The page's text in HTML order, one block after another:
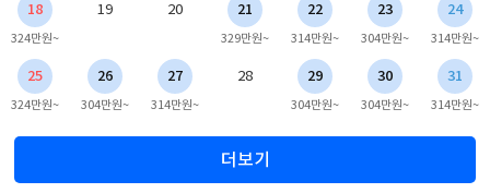
18
324만원~
19 20 21
329만원~
22
314만원~
23
304만원~
24
314만원~
25
324만원~
26
304만원~
27
314만원~
28 29
304만원~
30
304만원~
31
314만원~
더보기